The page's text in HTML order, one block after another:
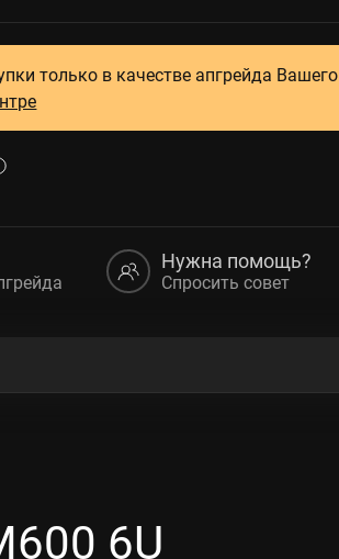
только в качестве апгрейда
Нужна помощь?
Спросить совет
6U